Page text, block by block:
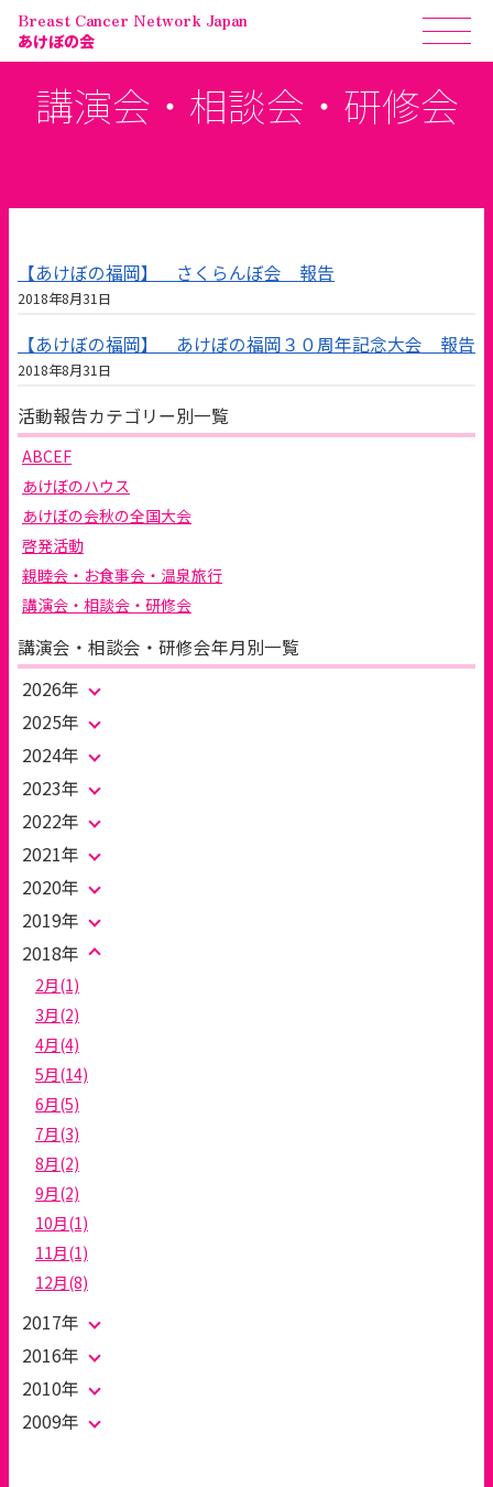
Breast Cancer Network Japan
あけぼの会
講演会・相談会・研修会
【あけぼの福岡】 さくらんぼ会 報告
2018年8月31日
【あけぼの福岡】 あけぼの福岡３０周年記念大会 報告
2018年8月31日
活動報告カテゴリー別一覧
ABCEF
あけぼのハウス
あけぼの会秋の全国大会
啓発活動
親睦会・お食事会・温泉旅行
講演会・相談会・研修会
講演会・相談会・研修会年月別一覧
2026年
2025年
2024年
2023年
2022年
2021年
2020年
2019年
2018年
2月(1)
3月(2)
4月(4)
5月(14)
6月(5)
7月(3)
8月(2)
9月(2)
10月(1)
11月(1)
12月(8)
2017年
2016年
2010年
2009年